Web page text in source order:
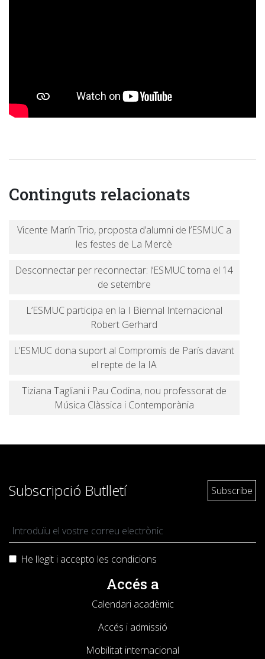
Continguts relacionats
Vicente Marín Trio, proposta d’alumni de l’ESMUC a
les festes de La Mercè
Desconnectar per reconnectar: l’ESMUC torna el 14
de setembre
L’ESMUC participa en la I Biennal Internacional
Robert Gerhard
L’ESMUC dona suport al Compromís de París davant
el repte de la IA
Tiziana Tagliani i Pau Codina, nou professorat de
Música Clàssica i Contemporània
Subscripció Butlletí
He llegit i accepto les condicions
Accés a
Calendari acadèmic
Accés i admissió
Mobilitat internacional